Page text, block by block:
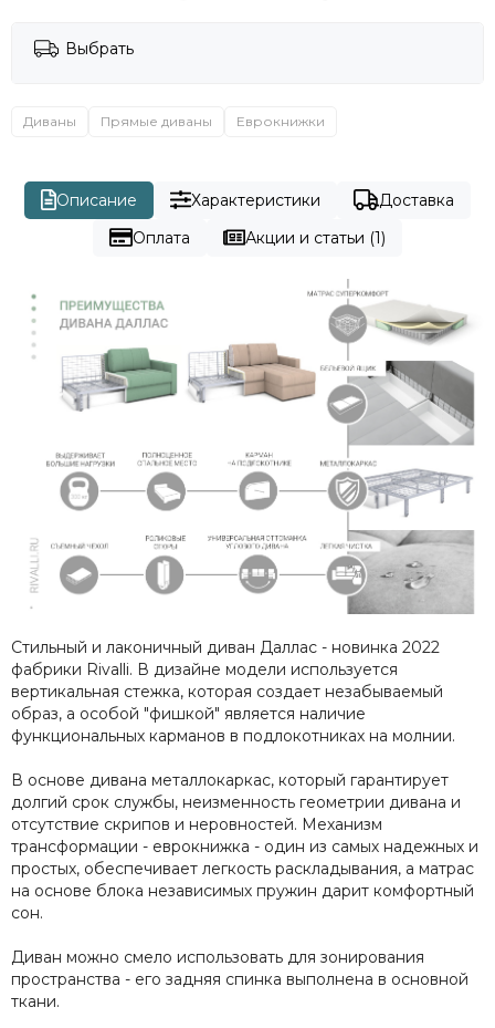
Выбрать
Диваны Прямые диваны Еврокнижки
Описание Характеристики
Доставка
Оплата
Акции и статьи (1)
Стильный и лаконичный диван Даллас - новинка 2022
фабрики Rivalli. В дизайне модели используется
вертикальная стежка, которая создает незабываемый
образ, а особой "фишкой" является наличие
функциональных карманов в подлокотниках на молнии.
В основе дивана металлокаркас, который гарантирует
долгий срок службы, неизменность геометрии дивана и
отсутствие скрипов и неровностей. Механизм
трансформации - еврокнижка - один из самых надежных и
простых, обеспечивает легкость раскладывания, а матрас
на основе блока независимых пружин дарит комфортный
сон.
Диван можно смело использовать для зонирования
пространства - его задняя спинка выполнена в основной
ткани.